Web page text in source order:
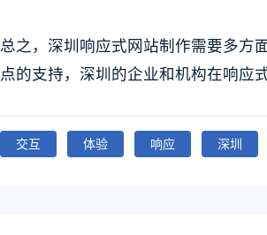
总之，深圳响应式网站制作需要多方
点的支持，深圳的企业和机构在响应
交互 体验 响应 深圳